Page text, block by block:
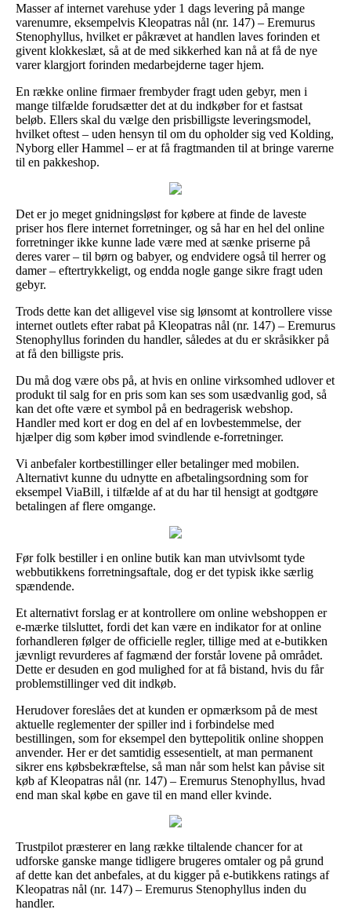
Masser af internet varehuse yder 1 dags levering på mange
varenumre, eksempelvis Kleopatras nål (nr. 147) – Eremurus
Stenophyllus, hvilket er påkrævet at handlen laves forinden et
givent klokkeslæt, så at de med sikkerhed kan nå at få de nye
varer klargjort forinden medarbejderne tager hjem.
En række online firmaer frembyder fragt uden gebyr, men i
mange tilfælde forudsætter det at du indkøber for et fastsat
beløb. Ellers skal du vælge den prisbilligste leveringsmodel,
hvilket oftest – uden hensyn til om du opholder sig ved Kolding,
Nyborg eller Hammel – er at få fragtmanden til at bringe varerne
til en pakkeshop.
Det er jo meget gnidningsløst for købere at finde de laveste
priser hos flere internet forretninger, og så har en hel del online
forretninger ikke kunne lade være med at sænke priserne på
deres varer – til børn og babyer, og endvidere også til herrer og
damer – eftertrykkeligt, og endda nogle gange sikre fragt uden
gebyr.
Trods dette kan det alligevel vise sig lønsomt at kontrollere visse
internet outlets efter rabat på Kleopatras nål (nr. 147) – Eremurus
Stenophyllus forinden du handler, således at du er skråsikker på
at få den billigste pris.
Du må dog være obs på, at hvis en online virksomhed udlover et
produkt til salg for en pris som kan ses som usædvanlig god, så
kan det ofte være et symbol på en bedragerisk webshop.
Handler med kort er dog en del af en lovbestemmelse, der
hjælper dig som køber imod svindlende e-forretninger.
Vi anbefaler kortbestillinger eller betalinger med mobilen.
Alternativt kunne du udnytte en afbetalingsordning som for
eksempel ViaBill, i tilfælde af at du har til hensigt at godtgøre
betalingen af flere omgange.
Før folk bestiller i en online butik kan man utvivlsomt tyde
webbutikkens forretningsaftale, dog er det typisk ikke særlig
spændende.
Et alternativt forslag er at kontrollere om online webshoppen er
e-mærke tilsluttet, fordi det kan være en indikator for at online
forhandleren følger de officielle regler, tillige med at e-butikken
jævnligt revurderes af fagmænd der forstår lovene på området.
Dette er desuden en god mulighed for at få bistand, hvis du får
problemstillinger ved dit indkøb.
Herudover foreslåes det at kunden er opmærksom på de mest
aktuelle reglementer der spiller ind i forbindelse med
bestillingen, som for eksempel den byttepolitik online shoppen
anvender. Her er det samtidig essesentielt, at man permanent
sikrer ens købsbekræftelse, så man når som helst kan påvise sit
køb af Kleopatras nål (nr. 147) – Eremurus Stenophyllus, hvad
end man skal købe en gave til en mand eller kvinde.
Trustpilot præsterer en lang række tiltalende chancer for at
udforske ganske mange tidligere brugeres omtaler og på grund
af dette kan det anbefales, at du kigger på e-butikkens ratings af
Kleopatras nål (nr. 147) – Eremurus Stenophyllus inden du
handler.